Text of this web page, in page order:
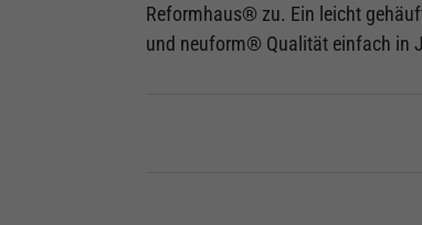
Reformhaus® zu. Ein leicht
und neuform® Qualität einfach in